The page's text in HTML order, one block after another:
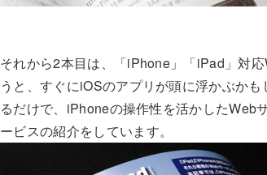
それから2本目は、「iPhone」「iPad」対
うと、すぐにiOSのアプリが頭に浮かぶか
るだけで、iPhoneの操作性を活かしたWeb
ービスの紹介をしています。